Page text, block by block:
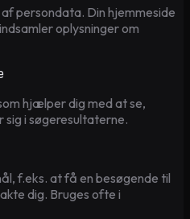
persondata. Din hjemmeside
oplysninger om
hjælper dig med at se,
sig i søgeresultaterne.
f.eks. at få en besøgende til
dig. Bruges ofte i